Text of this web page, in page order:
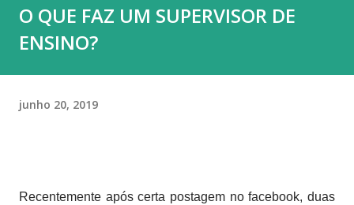
O QUE FAZ UM SUPERVISOR DE
ENSINO?
junho 20, 2019
Recentemente após certa postagem no facebook, duas